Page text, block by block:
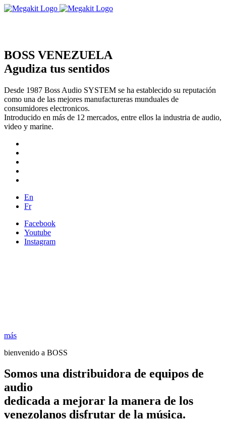
BOSS VENEZUELA
Agudiza tus sentidos
Desde 1987 Boss Audio SYSTEM se ha establecido su reputación
como una de las mejores manufactureras munduales de
consumidores electronicos.
Introducido en más de 12 mercados, entre ellos la industria de audio,
video y marine.
En
Fr
Facebook
Youtube
Instagram
más
bienvenido a BOSS
Somos una distribuidora de equipos de
audio
dedicada a mejorar la manera de los
venezolanos disfrutar de la música.